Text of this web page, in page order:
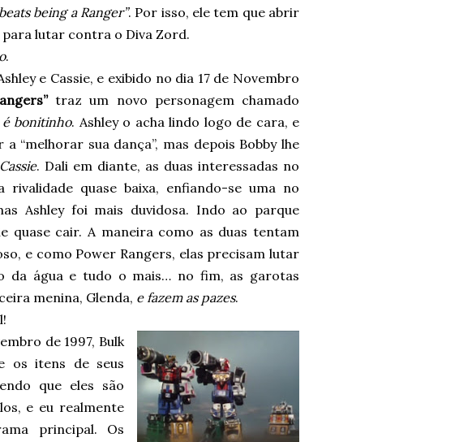
being a Ranger”. Por isso, ele tem que abrir
para lutar contra o Diva Zord.
.
e Cassie, e exibido no dia 17 de Novembro
traz um novo personagem chamado
bonitinho. Ashley o acha lindo logo de cara, e
“melhorar sua dança”, mas depois Bobby lhe
Cassie. Dali em diante, as duas interessadas no
rivalidade quase baixa, enfiando-se uma no
Ashley foi mais duvidosa. Indo ao parque
quase cair. A maneira como as duas tentam
e como Power Rangers, elas precisam lutar
da água e tudo o mais… no fim, as garotas
menina, Glenda, e fazem as pazes.
de 1997, Bulk
os itens de seus
que eles são
e eu realmente
principal. Os